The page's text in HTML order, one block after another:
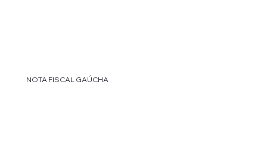
NOTA FISCAL GAÚCHA